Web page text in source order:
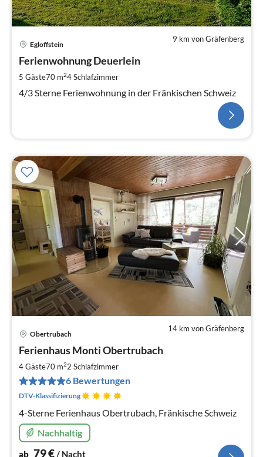
9 km von Gräfenberg
Egloffstein
Ferienwohnung Deuerlein
5 Gäste70 m24Schlafzimmer
4/3 Sterne Ferienwohnung in der Fränkischen Schweiz
14 km von Gräfenberg
Obertrubach
Ferienhaus Monti Obertrubach
4 Gäste70 m22 Schlafzimmer
6 Bewertungen
DTV-Klassifizierung
4-Sterne Ferienhaus Obertrubach, Fränkische Schweiz
Nachhaltig
ab 79€/ Nacht